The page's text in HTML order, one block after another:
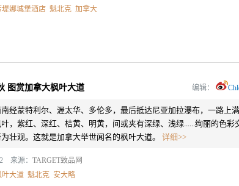
堤娜城堡酒店 魁北克 加拿大
图赏加拿大枫叶大道 编辑：
经蒙特利尔、渥太华、多伦多，最后抵达尼亚加拉瀑布，一路上满
，紫红、深红、桔黄、明黄，间或夹有深绿、浅绿......绚丽的色彩
壮观。这就是加拿大举世闻名的枫叶大道。 详细>>
来源： TARGET致品网
叶大道 魁北克 安大略